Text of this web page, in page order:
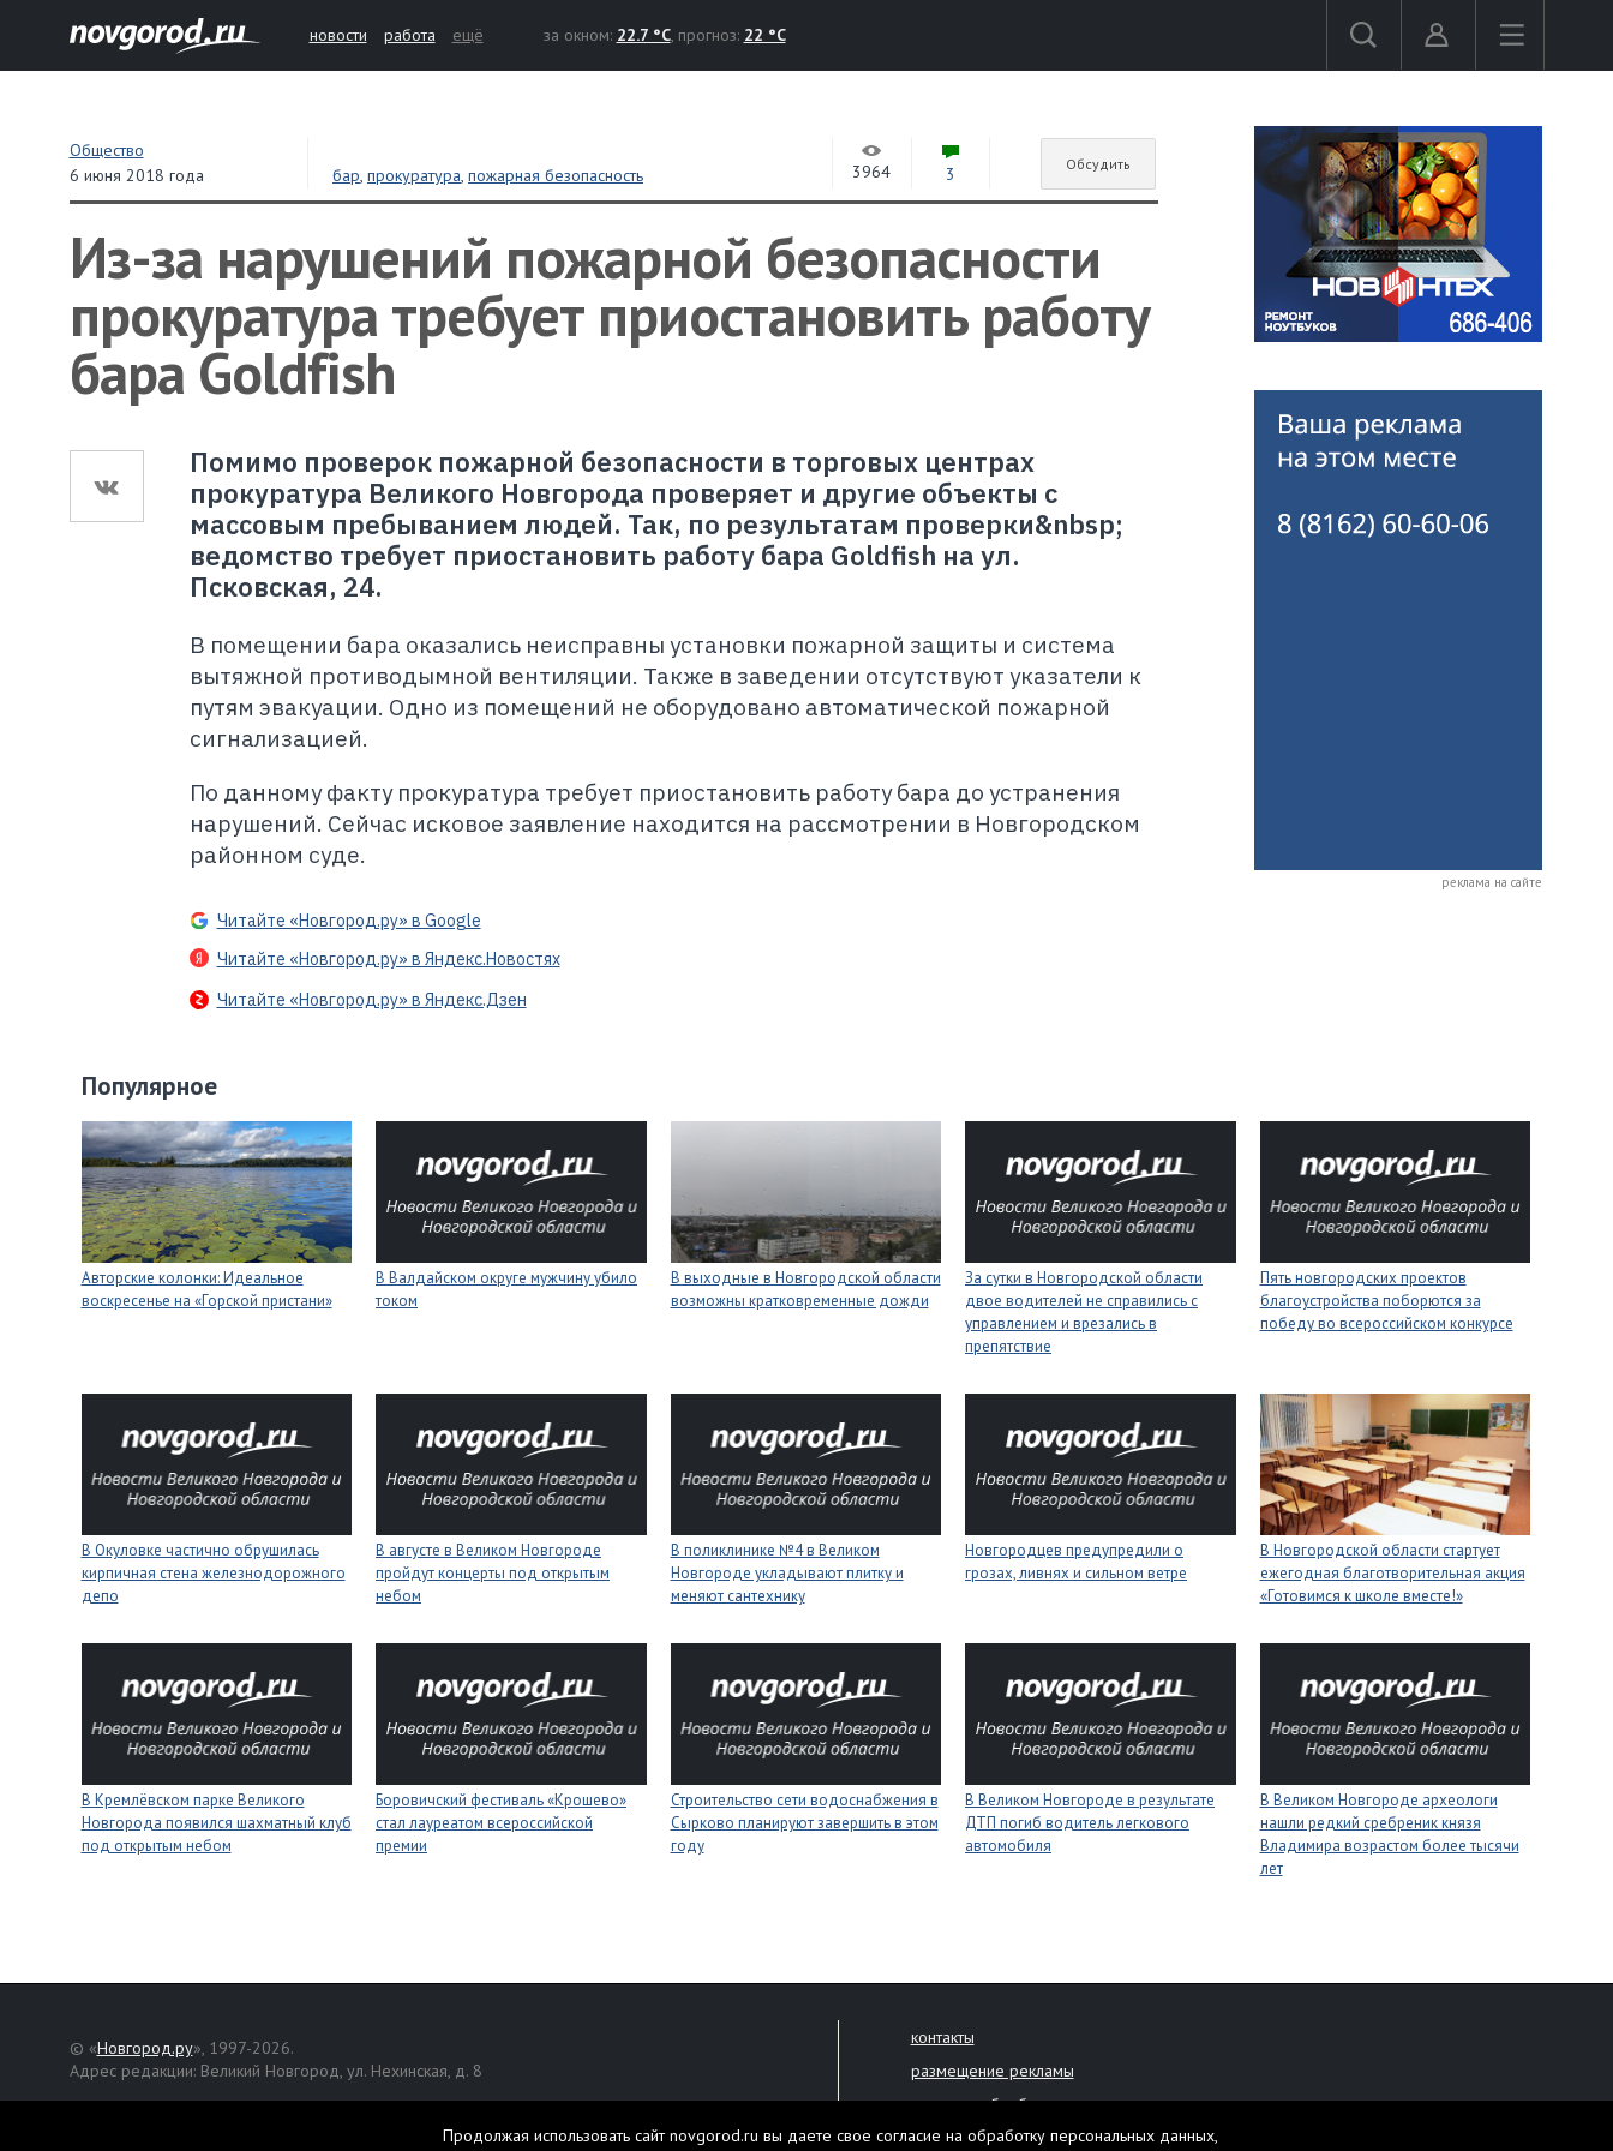
новости работа ещё за окном: 22.7 °C, прогноз: 22 °C
Общество
6 июня 2018 года
бар,прокуратура,пожарная безопасность 3964 3 Обсудить
Из-за нарушений пожарной безопасности
прокуратура требует приостановить работу
бара Goldfish
Помимо проверок пожарной безопасности в торговых центрах
прокуратура Великого Новгорода проверяет и другие объекты с
массовым пребыванием людей. Так, по результатам проверки&nbsp;
ведомство требует приостановить работу бара Goldfish на ул.
Псковская, 24.
В помещении бара оказались неисправны установки пожарной защиты и система
вытяжной противодымной вентиляции. Также в заведении отсутствуют указатели к
путям эвакуации. Одно из помещений не оборудовано автоматической пожарной
сигнализацией.
По данному факту прокуратура требует приостановить работу бара до устранения
нарушений. Сейчас исковое заявление находится на рассмотрении в Новгородском
районном суде.
Читайте «Новгород.ру» в Google
Читайте «Новгород.ру» в Яндекс.Новостях
Читайте «Новгород.ру» в Яндекс.Дзен
реклама на сайте
Популярное
Авторские колонки: Идеальное
воскресенье на «Горской пристани»
В Валдайском округе мужчину убило
током
В выходные в Новгородской области
возможны кратковременные дожди
За сутки в Новгородской области
двое водителей не справились с
управлением и врезались в
препятствие
Пять новгородских проектов
благоустройства поборются за
победу во всероссийском конкурсе
В Окуловке частично обрушилась
кирпичная стена железнодорожного
депо
В августе в Великом Новгороде
пройдут концерты под открытым
небом
В поликлинике №4 в Великом
Новгороде укладывают плитку и
меняют сантехнику
Новгородцев предупредили о
грозах, ливнях и сильном ветре
В Новгородской области стартует
ежегодная благотворительная акция
«Готовимся к школе вместе!»
В Кремлёвском парке Великого
Новгорода появился шахматный клуб
под открытым небом
Боровичский фестиваль «Крошево»
стал лауреатом всероссийской
премии
Строительство сети водоснабжения в
Сырково планируют завершить в этом
году
В Великом Новгороде в результате
ДТП погиб водитель легкового
автомобиля
В Великом Новгороде археологи
нашли редкий сребреник князя
Владимира возрастом более тысячи
лет
© «Новгород.ру», 1997-2026.
Адрес редакции: Великий Новгород, ул. Нехинская, д. 8
контакты
размещение рекламы
политика обработки персональных данных
Продолжая использовать сайт novgorod.ru вы даете свое согласие на обработку персональных данных,